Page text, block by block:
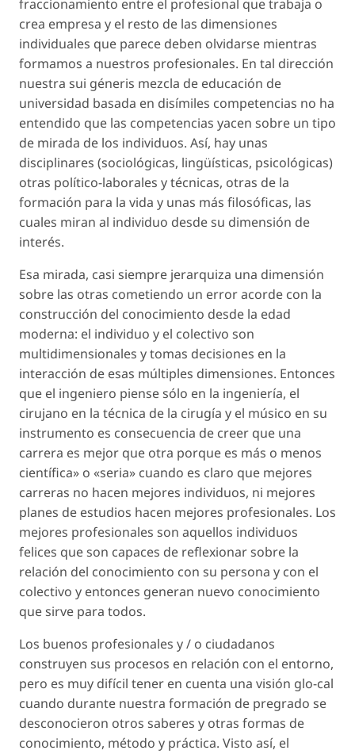
fraccionamiento entre el profesional que trabaja o
crea empresa y el resto de las dimensiones
individuales que parece deben olvidarse mientras
formamos a nuestros profesionales. En tal dirección
nuestra sui géneris mezcla de educación de
universidad basada en disímiles competencias no ha
entendido que las competencias yacen sobre un tipo
de mirada de los individuos. Así, hay unas
disciplinares (sociológicas, lingüísticas, psicológicas)
otras político-laborales y técnicas, otras de la
formación para la vida y unas más filosóficas, las
cuales miran al individuo desde su dimensión de
interés.
Esa mirada, casi siempre jerarquiza una dimensión
sobre las otras cometiendo un error acorde con la
construcción del conocimiento desde la edad
moderna: el individuo y el colectivo son
multidimensionales y tomas decisiones en la
interacción de esas múltiples dimensiones. Entonces
que el ingeniero piense sólo en la ingeniería, el
cirujano en la técnica de la cirugía y el músico en su
instrumento es consecuencia de creer que una
carrera es mejor que otra porque es más o menos
científica» o «seria» cuando es claro que mejores
carreras no hacen mejores individuos, ni mejores
planes de estudios hacen mejores profesionales. Los
mejores profesionales son aquellos individuos
felices que son capaces de reflexionar sobre la
relación del conocimiento con su persona y con el
colectivo y entonces generan nuevo conocimiento
que sirve para todos.
Los buenos profesionales y / o ciudadanos
construyen sus procesos en relación con el entorno,
pero es muy difícil tener en cuenta una visión glo-cal
cuando durante nuestra formación de pregrado se
desconocieron otros saberes y otras formas de
conocimiento, método y práctica. Visto así, el